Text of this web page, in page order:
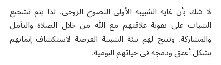
لا شك بأن غاية الشبيبة الأولى النضوج الروحي. لذا يتم تشجيع
الشباب على تقوية علاقتهم مع الله من خلال الصلاة والتأمل
والمشاركة. وتتيح لهم بيئة الشبيبة الفرصة لاستكشاف إيمانهم
بشكل أعمق ودمجه في حياتهم اليومية.